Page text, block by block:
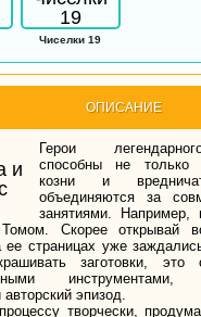
ОПИСАНИЕ
Герои
способны не только
козни и
объединяются за
занятиями. Например,
Скорее открывай
ее страницах уже
заготовки, это
эпизод.
творчески,
Чиселки 19